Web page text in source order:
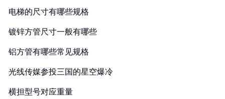
电梯的尺寸有哪些规格
镀锌方管尺寸一般有哪些
铝方管有哪些常见规格
光线传媒参投三国的星空爆冷
横担型号对应重量